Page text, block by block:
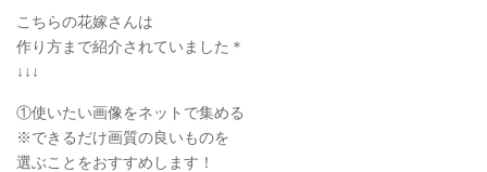
こちらの花嫁さんは
作り方まで紹介されていました＊
↓↓↓
①使いたい画像をネットで集める
※できるだけ画質の良いものを
選ぶことをおすすめします！